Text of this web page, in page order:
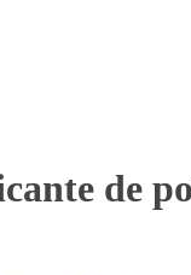
peças para Indústrias
de